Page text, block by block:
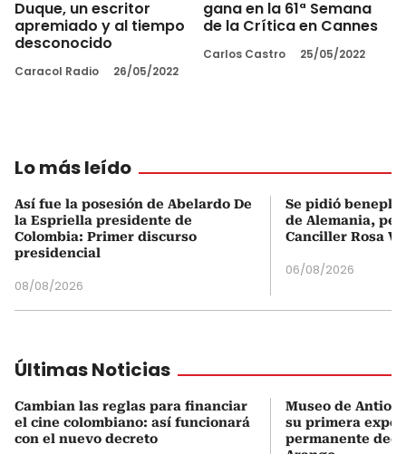
Duque, un escritor
apremiado y al tiempo
desconocido
Caracol Radio 26/05/2022
gana en la 61ª Semana
de la Crítica en Cannes
Carlos Castro 25/05/2022
Lo más leído
Así fue la posesión de Abelardo De
la Espriella presidente de
Colombia: Primer discurso
presidencial
08/08/2026
Se pidió
de Alemania,
Canciller Rosa
06/08/2026
Últimas Noticias
Cambian las reglas para financiar
el cine colombiano: así funcionará
con el nuevo decreto
Museo de
su primera
permanente